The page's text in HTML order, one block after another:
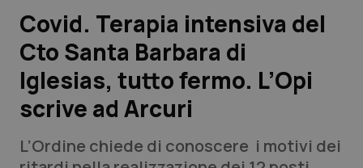
Lavoro e Professioni
Scienza e Farmaci
Studi e Analisi
Lettere al direttore
Covid. Terapia intensiva del
Cto Santa Barbara di
Iglesias, tutto fermo. L’Opi
scrive ad Arcuri
L’Ordine chiede di conoscere i motivi dei